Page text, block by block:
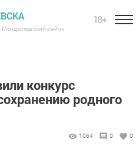
Менделеевский район
18+
конкурс
родного
1064 0 0